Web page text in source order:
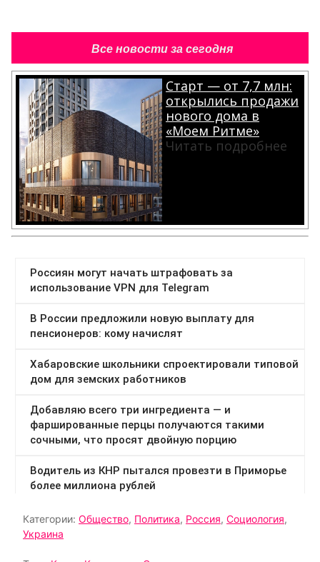
Все новости за сегодня
Старт — от 7,7 млн:
открылись продажи
нового дома в
«Моем Ритме»
Читать подробнее
Категории: Общество, Политика, Россия, Социология,
Украина